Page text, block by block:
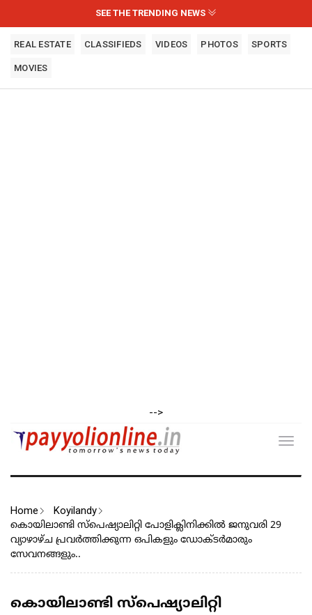
SEE THE TRENDING NEWS
REAL ESTATE CLASSIFIEDS VIDEOS PHOTOS SPORTS
MOVIES
-->
Home Koyilandy
കൊയിലാണ്ടി സ്പെഷ്യാലിറ്റി പോളിക്ലിനിക്കിൽ ജനുവരി 29
വ്യാഴാഴ്ച പ്രവർത്തിക്കുന്ന ഒപികളും ഡോക്ടർമാരും
സേവനങ്ങളും..
കൊയിലാണ്ടി സ്പെഷ്യാലിറ്റി